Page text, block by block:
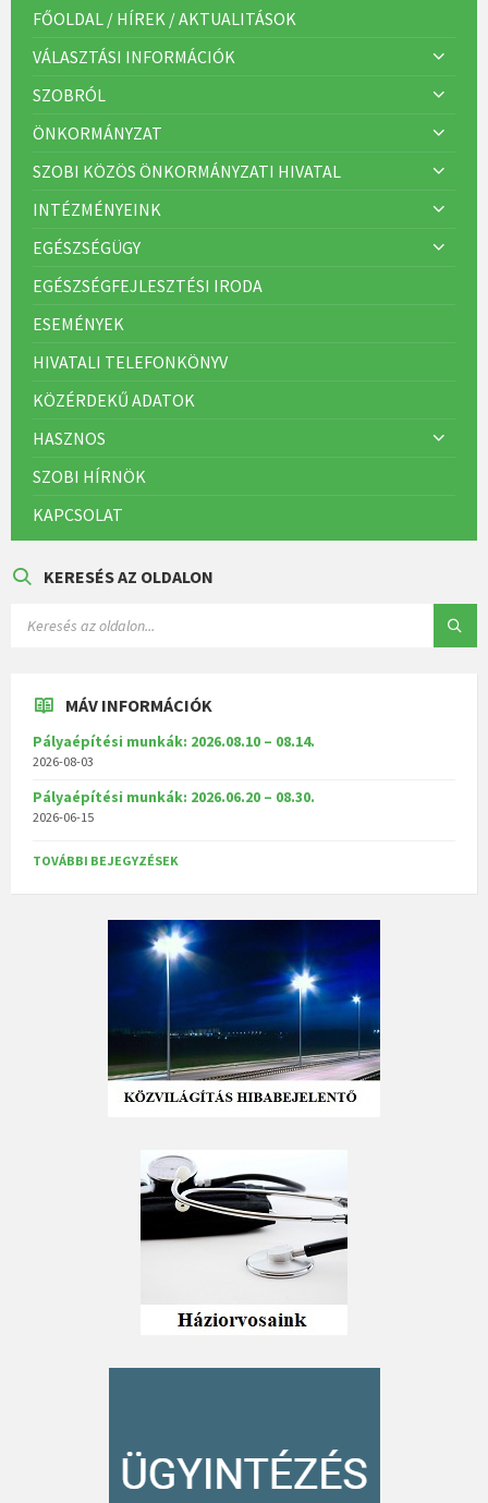
r
i
k
FŐOLDAL / HÍREK / AKTUALITÁSOK
VÁLASZTÁSI INFORMÁCIÓK
SZOBRÓL
ÖNKORMÁNYZAT
SZOBI KÖZÖS ÖNKORMÁNYZATI HIVATAL
INTÉZMÉNYEINK
EGÉSZSÉGÜGY
EGÉSZSÉGFEJLESZTÉSI IRODA
ESEMÉNYEK
HIVATALI TELEFONKÖNYV
KÖZÉRDEKŰ ADATOK
HASZNOS
SZOBI HÍRNÖK
KAPCSOLAT
KERESÉS AZ OLDALON
MÁV INFORMÁCIÓK
Pályaépítési munkák: 2026.08.10 – 08.14.
2026-08-03
Pályaépítési munkák: 2026.06.20 – 08.30.
2026-06-15
TOVÁBBI BEJEGYZÉSEK